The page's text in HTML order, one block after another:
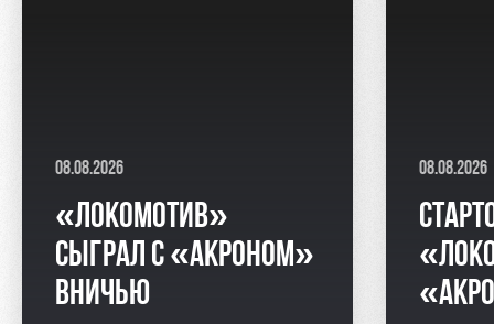
08.08.2026
«ЛОКОМОТИВ»
СЫГРАЛ С «АКРОНОМ»
ВНИЧЬЮ
08.08.2026